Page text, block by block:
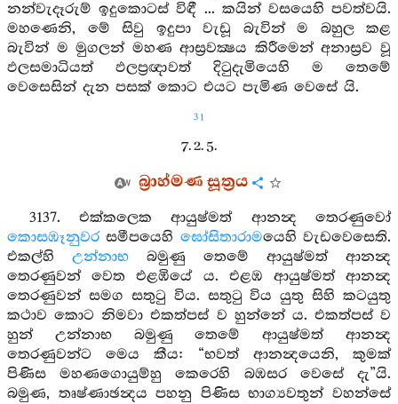
නන්වැදෑරුම් ඉදුකොටස් විඳී ... කයින් වසයෙහි පවත්වයි.
මහණෙනි, මේ සිවු ඉදුපා වැඩූ බැවින් ම බහුල කළ
බැවින් ම මුගලන් මහණ ආස්‍රවක්‍ෂය කිරීමෙන් අනාස්‍රව වූ
ඵලසමාධියත් ඵලප්‍රඥාවත් දිටුදැමියෙහි ම තෙමේ
වෙසෙසින් දැන පසක් කොට එයට පැමිණ වෙසේ යි.
31
7. 2. 5.
බ්‍රාහ්මණ සූත්‍රය
3137. එක්කලෙක ආයුෂ්මත් ආනන්‍ද තෙරණුවෝ
කොසඹෑනුවරසමීපයෙහි ඝෝසිතාරාමයෙහි වැඩවෙසෙති.
එකල්හි උන්නාභ බමුණු තෙමේ ආයුෂ්මත් ආනන්‍ද
තෙරණුවන් වෙත එළඹියේ ය. එළඹ ආයුෂ්මත් ආනන්‍ද
තෙරණුවන් සමග සතුටු විය. සතුටු විය යුතු සිහි කටයුතු
කථාව කොට නිමවා එකත්පස් ව හුන්නේ ය. එකත්පස් ව
හුන් උන්නාභ බමුණු තෙමේ ආයුෂ්මත් ආනන්‍ද
තෙරණුවන්ට මෙය කීය: “භවත් ආනන්‍දයෙනි, කුමක්
පිණිස මහණගොයුම්හු කෙරෙහි බඹසර වෙසේ දැ”යි.
බමුණ, තෘෂ්ණාඡන්‍දය පහනු පිණිස භාග්‍යවතුන් වහන්සේ